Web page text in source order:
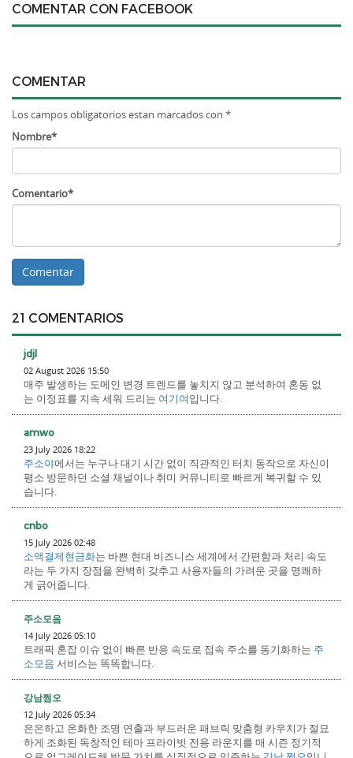
COMENTAR CON FACEBOOK
COMENTAR
Los campos obligatorios estan marcados con *
Nombre*
Comentario*
21 COMENTARIOS
jdjl
02 August 2026 15:50
매주 발생하는 도메인 변경 트렌드를 놓치지 않고 분석하여 혼동 없
는 이정표를 지속 세워 드리는 여기여입니다.
amwo
23 July 2026 18:22
주소야에서는 누구나 대기 시간 없이 직관적인 터치 동작으로 자신이
평소 방문하던 소셜 채널이나 취미 커뮤니티로 빠르게 복귀할 수 있
습니다.
cnbo
15 July 2026 02:48
소액결제현금화는 바쁜 현대 비즈니스 세계에서 간편함과 처리 속도
라는 두 가지 장점을 완벽히 갖추고 사용자들의 가려운 곳을 명쾌하
게 긁어줍니다.
주소모음
14 July 2026 05:10
트래픽 혼잡 이슈 없이 빠른 반응 속도로 접속 주소를 동기화하는 주
소모음 서비스는 똑똑합니다.
강남쩜오
12 July 2026 05:34
은은하고 온화한 조명 연출과 부드러운 패브릭 맞춤형 카우치가 절묘
하게 조화된 독창적인 테마 프라이빗 전용 라운지를 매 시즌 정기적